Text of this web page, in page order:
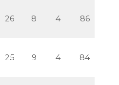
26 8 4 86
25 9 4 84